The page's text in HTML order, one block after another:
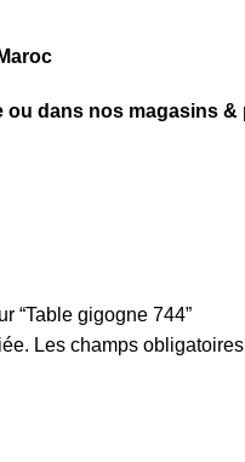
dans nos magasins &
“Table gigogne 744”
Les champs